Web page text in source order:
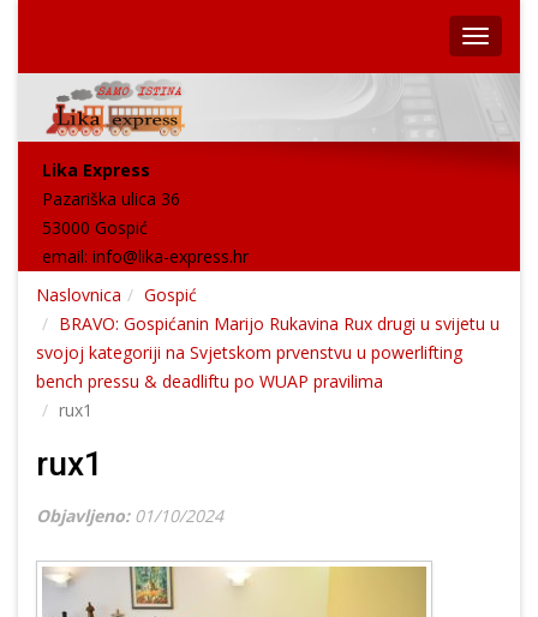
Lika Express
Pazariška ulica 36
53000 Gospić
email: info@lika-express.hr
Naslovnica
Gospić
BRAVO: Gospićanin Marijo Rukavina Rux drugi u svijetu u
svojoj kategoriji na Svjetskom prvenstvu u powerlifting
bench pressu & deadliftu po WUAP pravilima
rux1
rux1
Objavljeno: 01/10/2024